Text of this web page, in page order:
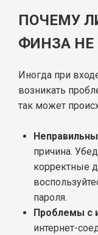
ПОЧЕМУ
ФИНЗА НЕ
Иногда при
возникать
так может
причина.
корректные
пароля.
Проблемы с
интернет-